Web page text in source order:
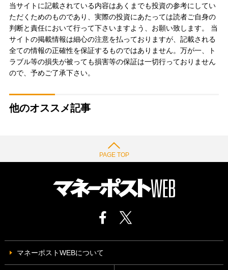
当サイトに記載されている内容はあくまでも投資の参考にしてい
ただくためのものであり、実際の投資にあたっては読者ご自身の
判断と責任において行って下さいますよう、お願い致します。 当
サイトの掲載情報は細心の注意を払っておりますが、記載される
全ての情報の正確性を保証するものではありません。万が一、ト
ラブル等の損失が被っても損害等の保証は一切行っておりません
ので、予めご了承下さい。
他のオススメ記事
PAGE TOP
マネーポストWEBについて